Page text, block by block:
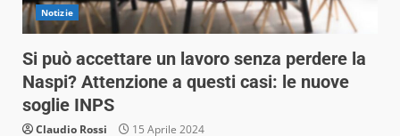
Notizie
Si può accettare un lavoro senza perdere la
Naspi? Attenzione a questi casi: le nuove
soglie INPS
Claudio Rossi 15 Aprile 2024